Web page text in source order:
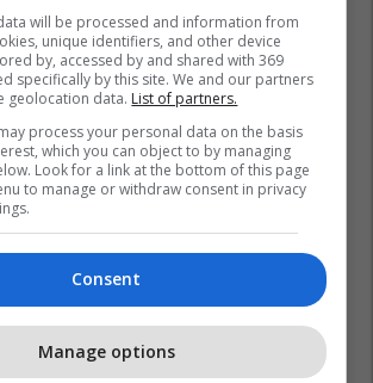
will be processed and information from
unique identifiers, and other device
by, accessed by and shared with 369
specifically by this site. We and our partners
geolocation data. List of partners.
process your personal data on the basis
which you can object to by managing
Look for a link at the bottom of this page
to manage or withdraw consent in privacy
Consent
Manage options